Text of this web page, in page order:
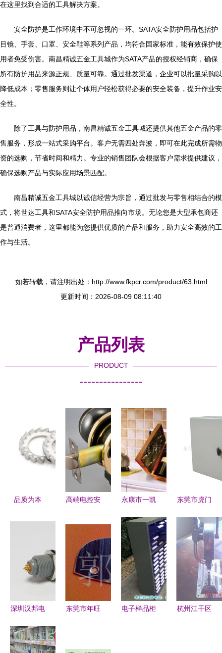
在这里找到合适的工具解决方案。
安全防护是工作环境中不可忽视的一环。SATA安全防护用品包括护
目镜、手套、口罩、安全鞋等系列产品，均符合国家标准，能有效保护使
用者免受伤害。南昌精诚五金工具城作为SATA产品的授权经销商，确保
所有防护用品来源正规、质量可靠。通过批发渠道，企业可以批量采购以
降低成本；零售服务则让个体用户轻松获得必要的安全装备，提升作业安
全性。
除了工具与防护用品，南昌精诚五金工具城还提供其他五金产品的零
售服务，形成一站式采购平台。客户无需四处奔波，即可在此完成所需物
资的选购，节省时间和精力。专业的销售团队会根据客户需求提供建议，
确保选购产品与实际应用场景匹配。
南昌精诚五金工具城以诚信经营为宗旨，通过批发与零售相结合的模
式，将世达工具和SATA安全防护用品推向市场。无论您是大型承包商还
是普通消费者，这里都能为您提供优质的产品和服务，助力安全高效的工
作与生活。
如若转载，请注明出处：http://www.fkpcr.com/product/63.html
更新时间：2026-08-09 08:11:40
产品列表
PRODUCT
----------------
品质为本
品质体验与
精细零售
高端电控安
威固球锁
3218系列
与定制化五
金解决方案
永康市一凯
品酒类包装
与五金产品
零售导览
东莞市虎门
制品厂 匠
心五金，点
亮品质生活
深圳汉邦电
业五金塑胶
东莞市年旺
电子样品柜
杭州江干区